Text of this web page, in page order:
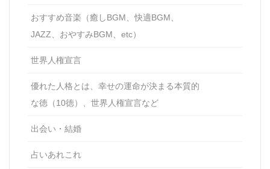
おすすめ音楽（癒しBGM、快適BGM、
JAZZ、おやすみBGM、etc）
世界人権宣言
優れた人格とは、幸せの運命が決まる本質的
な徳（10徳）、世界人権宣言など
出会い・結婚
占いあれこれ